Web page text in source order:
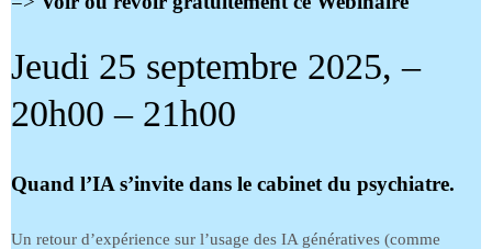
Jeudi 25 septembre 2025, –
20h00 – 21h00
Quand l’IA s’invite dans le cabinet du psychiatre.
Un retour d’expérience sur l’usage des IA génératives (comme